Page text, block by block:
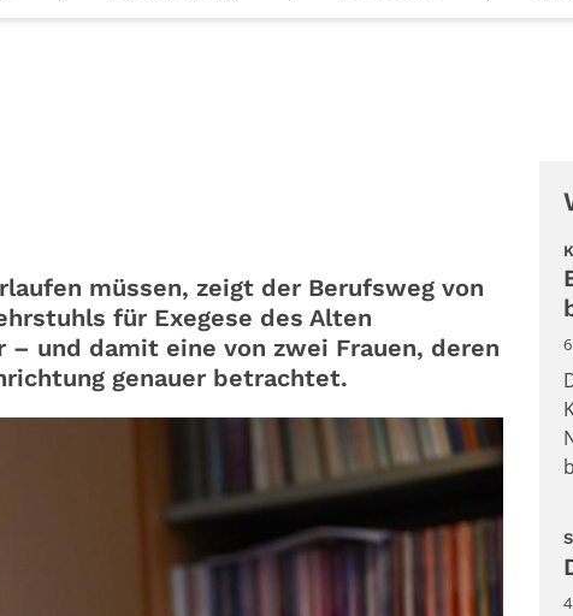
müssen, zeigt der Berufsweg von
für Exegese des Alten
und damit eine von zwei Frauen, deren
genauer betrachtet.